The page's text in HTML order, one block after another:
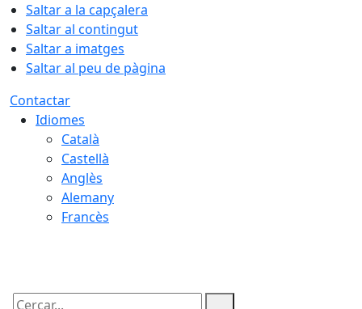
Saltar a la capçalera
Saltar al contingut
Saltar a imatges
Saltar al peu de pàgina
Contactar
Idiomes
Català
Castellà
Anglès
Alemany
Francès